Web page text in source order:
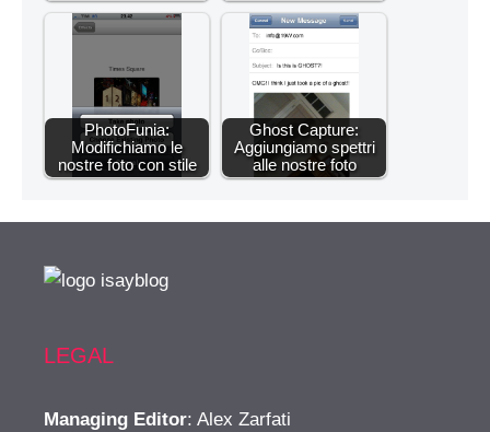
PhotoFunia:
Modifichiamo le
nostre foto con stile
Ghost Capture:
Aggiungiamo spettri
alle nostre foto
LEGAL
Managing Editor: Alex Zarfati